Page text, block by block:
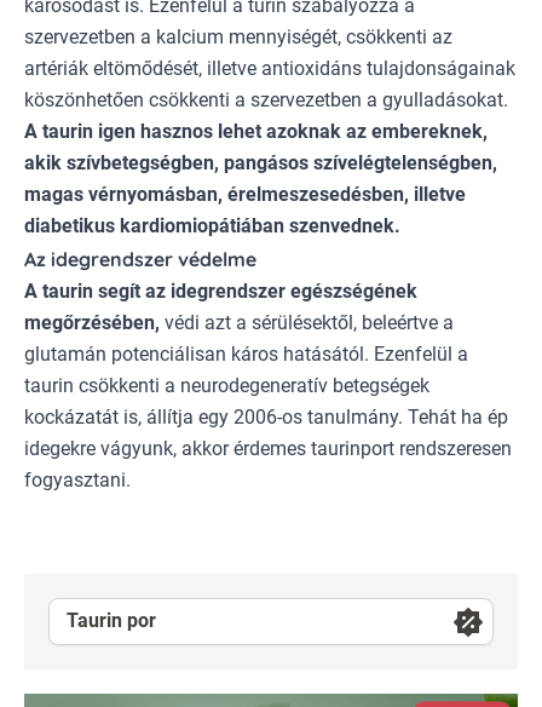
károsodást is. Ezenfelül a turin szabályozza a
szervezetben a kalcium mennyiségét, csökkenti az
artériák eltömődését, illetve antioxidáns tulajdonságainak
köszönhetően csökkenti a szervezetben a gyulladásokat.
A taurin igen hasznos lehet azoknak az embereknek,
akik szívbetegségben, pangásos szívelégtelenségben,
magas vérnyomásban, érelmeszesedésben, illetve
diabetikus kardiomiopátiában szenvednek.
Az idegrendszer védelme
A taurin segít az idegrendszer egészségének
megőrzésében, védi azt a sérülésektől, beleértve a
glutamán potenciálisan káros hatásától. Ezenfelül a
taurin csökkenti a neurodegeneratív betegségek
kockázatát is, állítja egy 2006-os tanulmány. Tehát ha ép
idegekre vágyunk, akkor érdemes taurinport rendszeresen
fogyasztani.
Taurin por